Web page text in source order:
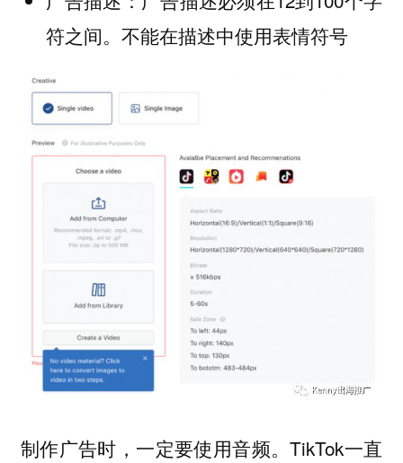
符之间。不能在描述中使用表情符号
制作广告时，一定要使用音频。TikTok一直